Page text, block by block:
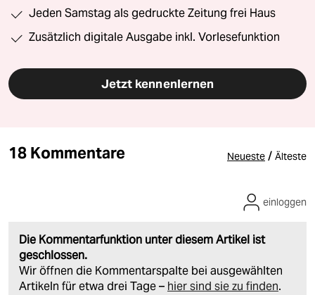
Jeden Samstag als gedruckte Zeitung frei Haus
Zusätzlich digitale Ausgabe inkl. Vorlesefunktion
Jetzt kennenlernen
18 Kommentare Neueste / Älteste
Die Kommentarfunktion unter diesem Artikel ist
geschlossen.
Wir öffnen die Kommentarspalte bei ausgewählten
Artikeln für etwa drei Tage – hier sind sie zu finden.
einloggen